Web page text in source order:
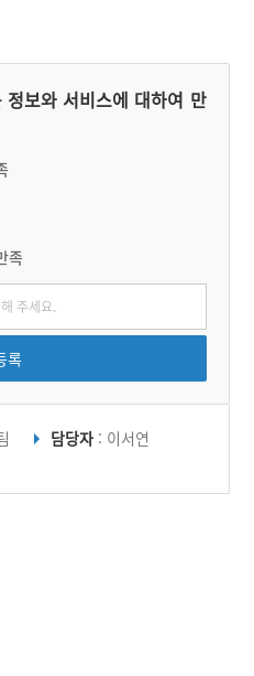
보와 서비스에 대하여 만
족
록
담당자 : 이서연